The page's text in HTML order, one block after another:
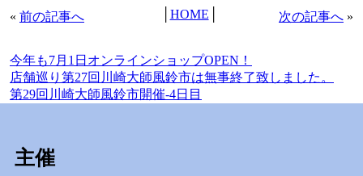
« 前の記事へ HOME 次の記事へ »
今年も7月1日オンラインショップOPEN！
店舗巡り第27回川崎大師風鈴市は無事終了致しました。
第29回川崎大師風鈴市開催-4日目
主催